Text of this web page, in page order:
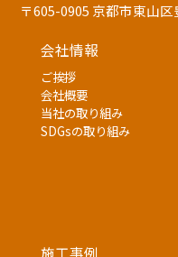
〒605-0905 京都市東山
会社情報
ご挨拶
会社概要
当社の取り組み
SDGsの取り組み
施工事例